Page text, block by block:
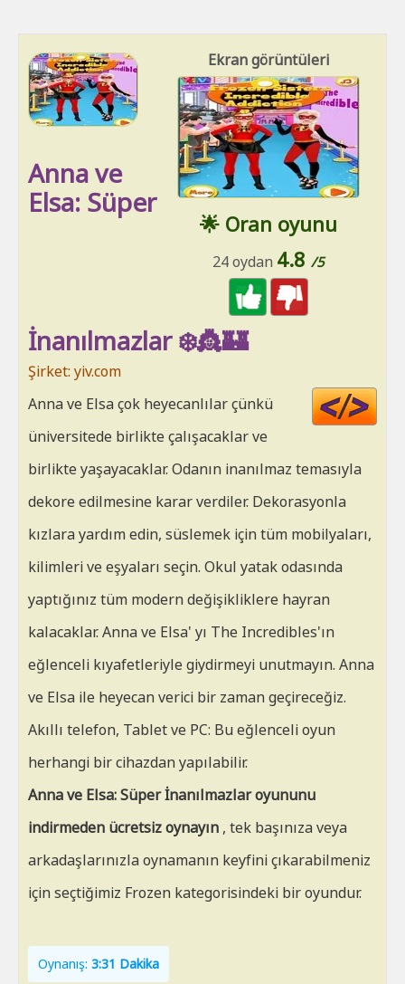
Ekran görüntüleri
🌟 Oran oyunu
24 oydan 4.8 /5
Anna ve
Elsa: Süper
İnanılmazlar ❄️👸🏰
Şirket: yiv.com
Anna ve Elsa çok heyecanlılar çünkü
üniversitede birlikte çalışacaklar ve
birlikte yaşayacaklar. Odanın inanılmaz temasıyla
dekore edilmesine karar verdiler. Dekorasyonla
kızlara yardım edin, süslemek için tüm mobilyaları,
kilimleri ve eşyaları seçin. Okul yatak odasında
yaptığınız tüm modern değişikliklere hayran
kalacaklar. Anna ve Elsa' yı The Incredibles'ın
eğlenceli kıyafetleriyle giydirmeyi unutmayın. Anna
ve Elsa ile heyecan verici bir zaman geçireceğiz.
Akıllı telefon, Tablet ve PC: Bu eğlenceli oyun
herhangi bir cihazdan yapılabilir.
Anna ve Elsa: Süper İnanılmazlar oyununu
indirmeden ücretsiz oynayın , tek başınıza veya
arkadaşlarınızla oynamanın keyfini çıkarabilmeniz
için seçtiğimiz Frozen kategorisindeki bir oyundur.
Oynanış: 3:31 Dakika